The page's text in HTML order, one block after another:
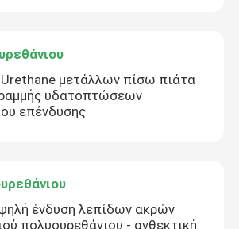
μετάλλων πίσω πιάτα
υδατοπτώσεων
επένδυσης
ένδυση λεπίδων ακρών
πολυουρεθάνιου - ανθεκτική